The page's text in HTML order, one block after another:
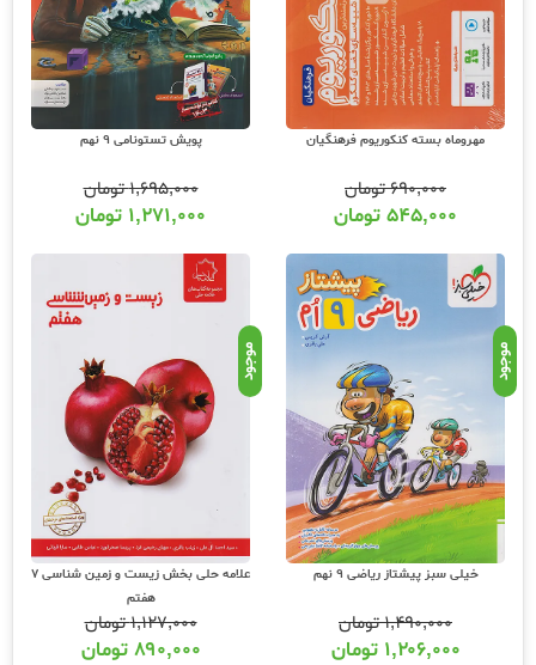
مهروماه بسته کنکوریوم فرهنگیان
۶۹۰,۰۰۰تومان
۵۴۵,۰۰۰ تومان
پویش تستونامی 9 نهم
۱,۶۹۵,۰۰۰تومان
۱,۲۷۱,۰۰۰ تومان
موجود
خیلی سبز پیشتاز ریاضی 9 نهم
۱,۴۹۰,۰۰۰تومان
۱,۲۰۶,۰۰۰ تومان
موجود
علامه حلی بخش زیست و زمین شناسی 7
هفتم
۱,۱۲۷,۰۰۰تومان
۸۹۰,۰۰۰ تومان